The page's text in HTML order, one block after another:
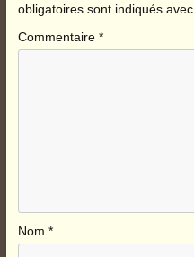
obligatoires sont indiqués avec
Commentaire *
Nom *